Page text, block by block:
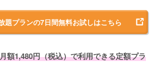
題プランの7日間無料お試しはこちら
月額1,480円（税込）で利用できる定額プラ